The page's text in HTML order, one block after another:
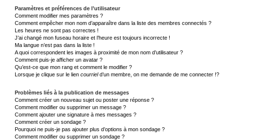
Paramètres et préférences de l’utilisateur
Comment modifier mes paramètres ?
Comment empêcher mon nom d’apparaître dans la liste des membres connectés ?
Les heures ne sont pas correctes !
J’ai changé mon fuseau horaire et l’heure est toujours incorrecte !
Ma langue n’est pas dans la liste !
A quoi correspondent les images à proximité de mon nom d’utilisateur ?
Comment puis-je afficher un avatar ?
Qu’est-ce que mon rang et comment le modifier ?
Lorsque je clique sur le lien courrield’un membre, on me demande de me connecter !?
Problèmes liés à la publication de messages
Comment créer un nouveau sujet ou poster une réponse ?
Comment modifier ou supprimer un message ?
Comment ajouter une signature à mes messages ?
Comment créer un sondage ?
Pourquoi ne puis-je pas ajouter plus d’options à mon sondage ?
Comment modifier ou supprimer un sondage ?